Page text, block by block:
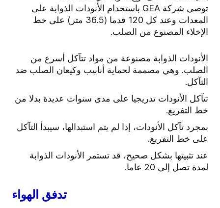
توصي شركة GEA باستخدام الأنودات الذوابة على
المعدات وعند كل 120 قدما (36.5 متر) على خط
الإخلاء المصنوع من الصلب.
الأنودات الذوابة مصنوعة من مواد تتآكل أسرع من
الصلب. وهي مصممة لحماية أنابيب وكيعان الصلب ضد
التآكل.
تتآكل الأنودات تدريجيا على مدى سنوات عديدة بدلا من
خط التفريغ.
بمجرد تآكل الأنودات، إذا لم يتم استبدالها، سيبدأ التآكل
على خط التفريغ.
عند تثبيتها بشكل صحيح، قد تستمر الأنودات الذوابة
لمدة تصل إلى 20 عاما.
تدفق الهواء